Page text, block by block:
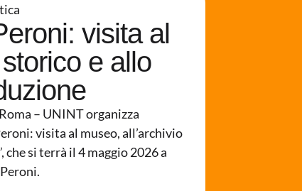
visita al
e allo
– UNINT organizza
visita al museo, all’archivio
si terrà il 4 maggio 2026 a